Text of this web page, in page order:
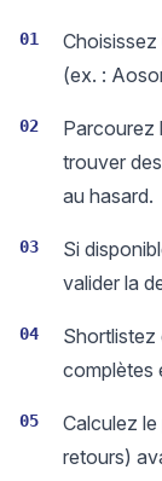
01
(ex. :
02
Parcourez
trouver
au hasard.
03
Si
valider la
04
Shortlistez
complètes
05
Calculez
retours)